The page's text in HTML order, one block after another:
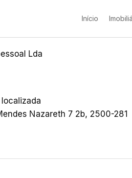
Início
Lda
Nazareth 7 2b, 2500-281